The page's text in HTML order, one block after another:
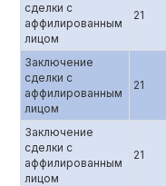
сделки с
аффилированным
лицом
21
Заключение
сделки с
аффилированным
лицом
21
Заключение
сделки с
аффилированным
лицом
21